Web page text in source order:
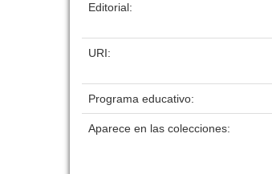
Editorial:
URI:
Programa educativo:
Aparece en las colecciones: